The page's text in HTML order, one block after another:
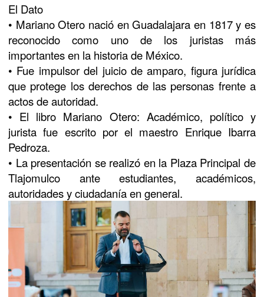
El Dato
• Mariano Otero nació en Guadalajara en 1817 y es
reconocido como uno de los juristas más
importantes en la historia de México.
• Fue impulsor del juicio de amparo, figura jurídica
que protege los derechos de las personas frente a
actos de autoridad.
• El libro Mariano Otero: Académico, político y
jurista fue escrito por el maestro Enrique Ibarra
Pedroza.
• La presentación se realizó en la Plaza Principal de
Tlajomulco ante estudiantes, académicos,
autoridades y ciudadanía en general.